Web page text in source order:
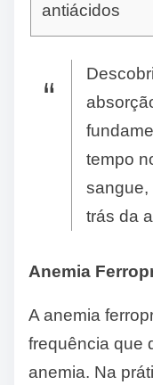
antiácidos
tempo
sangue,
trás da
Anemia
A anemia
frequência que
anemia. Na